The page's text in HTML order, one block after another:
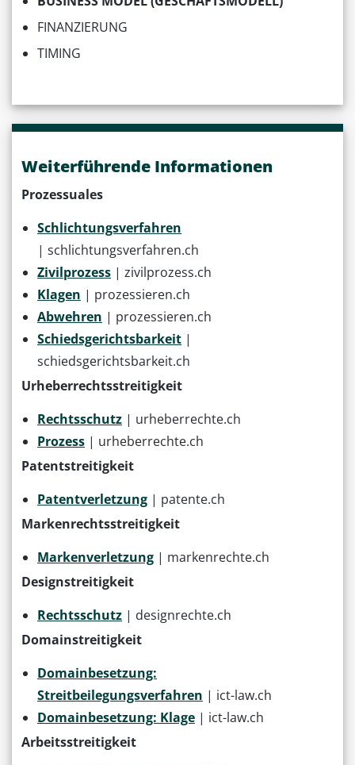
FINANZIERUNG
TIMING
Weiterführende Informationen
Prozessuales
Schlichtungsverfahren
| schlichtungsverfahren.ch
Zivilprozess | zivilprozess.ch
Klagen | prozessieren.ch
Abwehren | prozessieren.ch
Schiedsgerichtsbarkeit |
schiedsgerichtsbarkeit.ch
Urheberrechtsstreitigkeit
Rechtsschutz | urheberrechte.ch
Prozess | urheberrechte.ch
Patentstreitigkeit
Patentverletzung | patente.ch
Markenrechtsstreitigkeit
Markenverletzung | markenrechte.ch
Designstreitigkeit
Rechtsschutz | designrechte.ch
Domainstreitigkeit
Domainbesetzung:
Streitbeilegungsverfahren | ict-law.ch
Domainbesetzung: Klage | ict-law.ch
Arbeitsstreitigkeit